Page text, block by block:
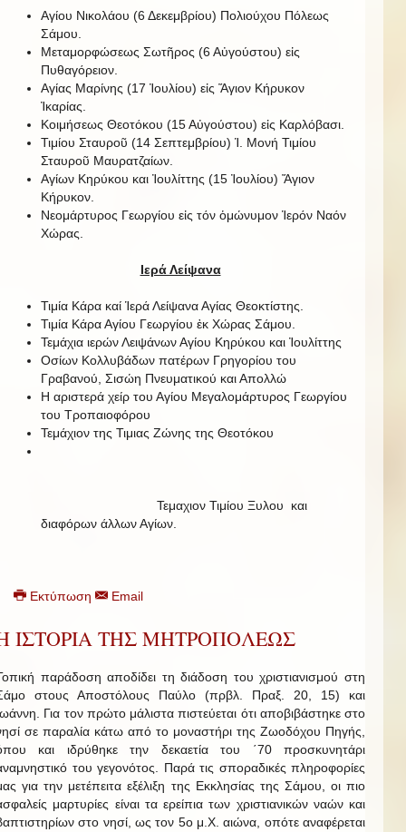
Αγίου Νικολάου (6 Δεκεμβρίου) Πολιούχου Πόλεως
Σάμου.
Μεταμορφώσεως Σωτῆρος (6 Αὐγούστου) εἰς
Πυθαγόρειον.
Αγίας Μαρίνης (17 Ἰουλίου) εἰς Ἅγιον Κήρυκον
Ἰκαρίας.
Κοιμήσεως Θεοτόκου (15 Αὐγούστου) εἰς Καρλόβασι.
Τιμίου Σταυροῦ (14 Σεπτεμβρίου) Ἱ. Μονή Τιμίου
Σταυροῦ Μαυρατζαίων.
Αγίων Κηρύκου και Ἰουλίττης (15 Ἰουλίου) Ἅγιον
Κήρυκον.
Νεομάρτυρος Γεωργίου εἰς τόν ὁμώνυμον Ἱερόν Ναόν
Χώρας.
Ιερά Λείψανα
Τιμία Κάρα καί Ἱερά Λείψανα Αγίας Θεοκτίστης.
Τιμία Κάρα Αγίου Γεωργίου ἐκ Χώρας Σάμου.
Τεμάχια ιερών Λειψάνων Αγίου Κηρύκου και Ἰουλίττης
Οσίων Κολλυβάδων πατέρων Γρηγορίου του
Γραβανού, Σισώη Πνευματικού και Απολλώ
Η αριστερά χείρ του Αγίου Μεγαλομάρτυρος Γεωργίου
του Τροπαιοφόρου
Τεμάχιον της Τιμιας Ζώνης της Θεοτόκου
Τεμαχιον Τιμίου Ξυλου και
διαφόρων άλλων Αγίων.
Εκτύπωση Email
ΙΣΤΟΡΙΑ ΤΗΣ ΜΗΤΡΟΠΟΛΕΩΣ
παράδοση αποδίδει τη διάδοση του χριστιανισμού στη
στους Αποστόλους Παύλο (πρβλ. Πραξ. 20, 15) και
Για τον πρώτο μάλιστα πιστεύεται ότι αποβιβάστηκε στο
σε παραλία κάτω από το μοναστήρι της Ζωοδόχου Πηγής,
και ιδρύθηκε την δεκαετία του ΄70 προσκυνητάρι
του γεγονότος. Παρά τις σποραδικές πληροφορίες
για την μετέπειτα εξέλιξη της Εκκλησίας της Σάμου, οι πιο
μαρτυρίες είναι τα ερείπια των χριστιανικών ναών και
στο νησί, ως τον 5ο μ.Χ. αιώνα, οπότε αναφέρεται